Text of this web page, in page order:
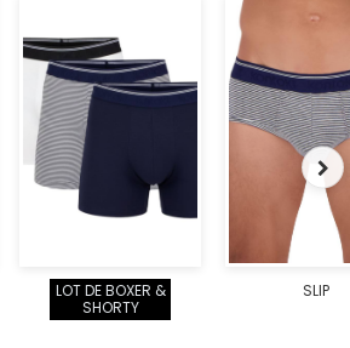
LOT DE BOXER &
SHORTY
SLIP